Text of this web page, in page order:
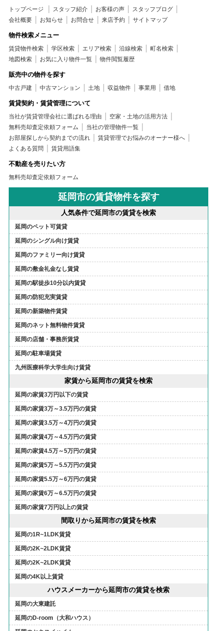
トップページ スタッフ紹介 お客様の声
スタッフブログ
会社概要
お知らせ お問合せ 来店予約 サイトマップ
物件検索メニュー
賃貸物件検索 学区検索 エリア検索 沿線検索
町名検索
地図検索
お気に入り物件一覧 物件閲覧履歴
販売中の物件を探す
中古戸建 中古マンション 土地 収益物件 事業用 借地
賃貸契約・賃貸管理について
当社が賃貸管理会社に選ばれる理由
空家・土地の活用方法
無料売却査定依頼フォーム
当社の管理物件一覧
お部屋探しから契約までの流れ
賃貸管理でお悩みのオーナー様へ
よくある質問
賃貸用語集
不動産を売りたい方
無料売却査定依頼フォーム
延岡市の賃貸物件を探す
人気条件で延岡市の賃貸を検索
延岡のペット可賃貸
延岡のシングル向け賃貸
延岡のファミリー向け賃貸
延岡の敷金礼金なし賃貸
延岡の駅徒歩10分以内賃貸
延岡の防犯充実賃貸
延岡の新築物件賃貸
延岡のネット無料物件賃貸
延岡の店舗・事務所賃貸
延岡の駐車場賃貸
九州医療科学大学生向け賃貸
家賃から延岡市の賃貸を検索
延岡の家賃3万円以下の賃貸
延岡の家賃3万～3.5万円の賃貸
延岡の家賃3.5万～4万円の賃貸
延岡の家賃4万～4.5万円の賃貸
延岡の家賃4.5万～5万円の賃貸
延岡の家賃5万～5.5万円の賃貸
延岡の家賃5.5万～6万円の賃貸
延岡の家賃6万～6.5万円の賃貸
延岡の家賃7万円以上の賃貸
間取りから延岡市の賃貸を検索
延岡の1R~1LDK賃貸
延岡の2K~2LDK賃貸
延岡の2K~2LDK賃貸
延岡の4K以上賃貸
ハウスメーカーから延岡市の賃貸を検索
延岡の大東建託
延岡のD-room（大和ハウス）